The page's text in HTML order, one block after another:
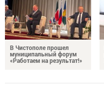
В Чистополе прошел
муниципальный форум
«Работаем на результат!»